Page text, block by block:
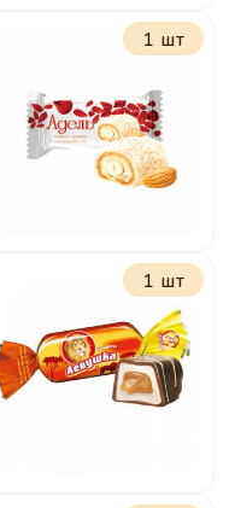
Желейные в
шоколаде в
ассортимете
1 шт
Адель с миндалем
1 шт